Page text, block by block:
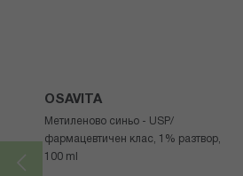
OSAVITA
Метиленово синьо - USP/
фармацевтичен клас, 1% разтвор,
100 ml